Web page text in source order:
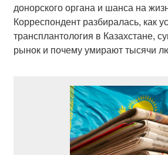
донорского органа и шанса на
Корреспондент разбиралась, как
трансплантология в Казахстане,
рынок и почему умирают тысячи